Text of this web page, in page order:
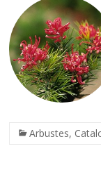
Arbustes,